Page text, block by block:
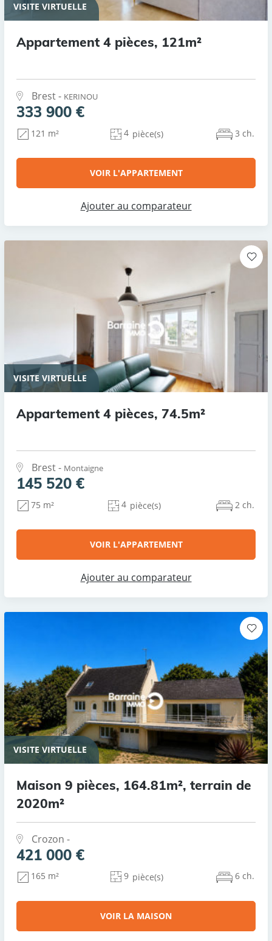
VISITE VIRTUELLE
Appartement 4 pièces, 121m²
Brest - KERINOU
333 900 €
121 m² 4 pièce(s) 3 ch.
VOIR L'APPARTEMENT
Ajouter au comparateur
VISITE VIRTUELLE
Appartement 4 pièces, 74.5m²
Brest - Montaigne
145 520 €
75 m² 4 pièce(s) 2 ch.
VOIR L'APPARTEMENT
Ajouter au comparateur
VISITE VIRTUELLE
Maison 9 pièces, 164.81m², terrain de
2020m²
Crozon -
421 000 €
165 m² 9 pièce(s) 6 ch.
VOIR LA MAISON